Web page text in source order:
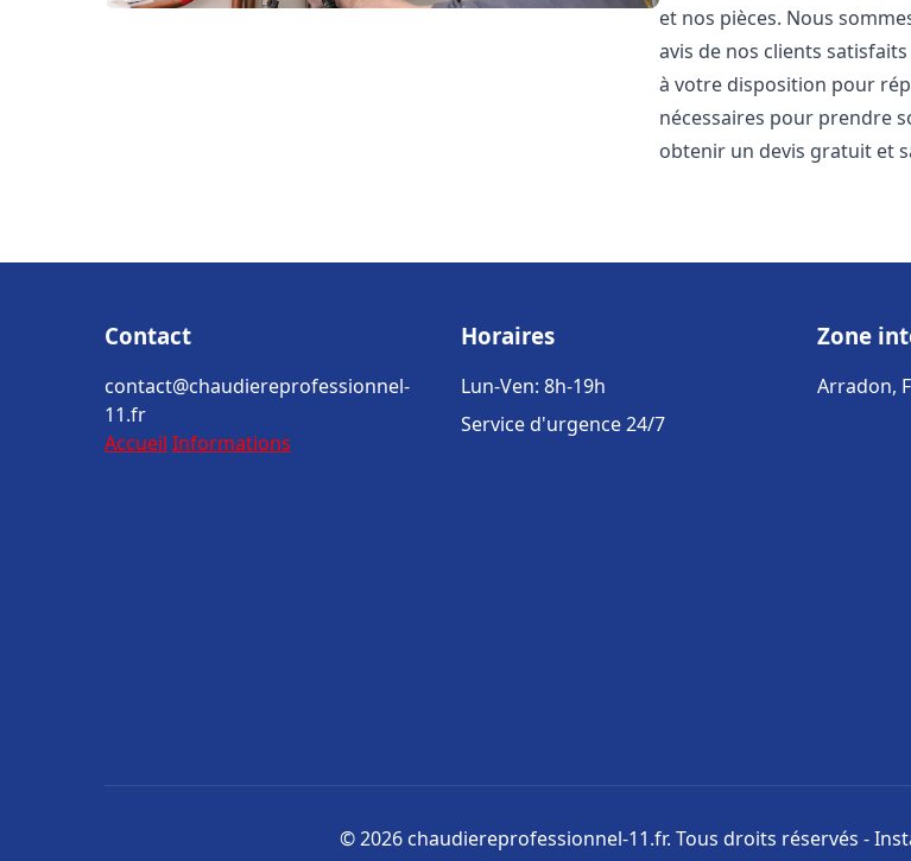
et nos pièces. Nous
avis de nos clients
à votre disposition pour
nécessaires pour prendre
obtenir un devis gratuit et
Contact
contact@chaudiereprofessionnel-
11.fr
Accueil Informations
Horaires
Lun-Ven: 8h-19h
Service d'urgence 24/7
Zone
Arradon,
© 2026 chaudiereprofessionnel-11.fr. Tous droits réservés -